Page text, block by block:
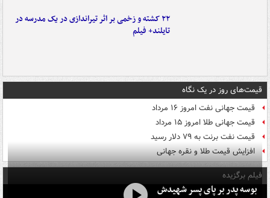
۲۲ کشته و زخمی بر اثر تیراندازی در یک مدرسه در
تایلند+ فیلم
قیمت‌های روز در یک نگاه
قیمت جهانی نفت امروز ۱۶ مرداد
قیمت جهانی طلا امروز ۱۵ مرداد
قیمت نفت برنت به ۷۹ دلار رسید
افزایش قیمت طلا و نقره جهانی
فیلم برگزیده
بوسه‌ پدر بر پای پسر شهیدش